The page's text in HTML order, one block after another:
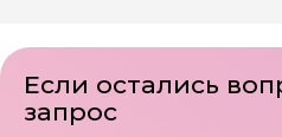
Если остались
запрос